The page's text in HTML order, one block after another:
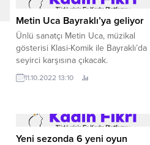
Metin Uca Bayraklı’ya geliyor
Ünlü sanatçı Metin Uca, müzikal
gösterisi Klasi-Komik ile Bayraklı’da
seyirci karşısına çıkacak.
11.10.2022 13:10
Yeni sezonda 6 yeni oyun